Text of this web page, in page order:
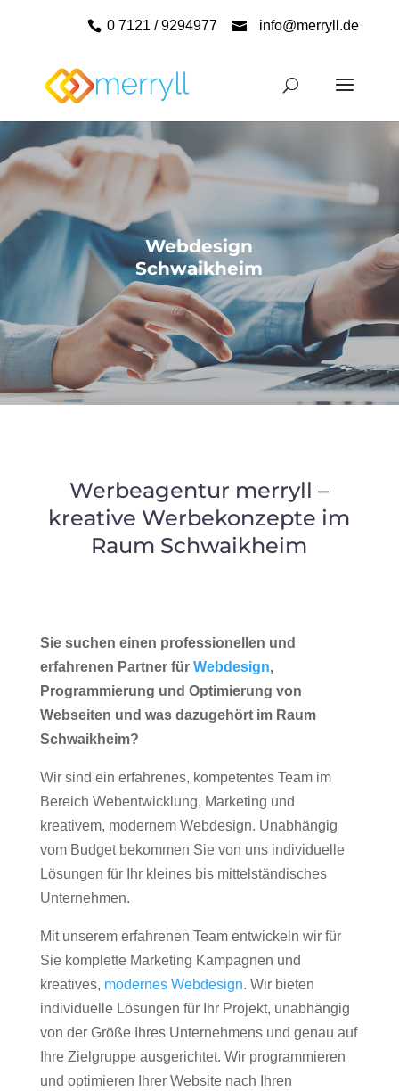
0 7121 / 9294977 info@merryll.de
Webdesign
Schwaikheim
Werbeagentur merryll –
kreative Werbekonzepte im
Raum Schwaikheim
Sie suchen einen professionellen und
erfahrenen Partner für Webdesign,
Programmierung und Optimierung von
Webseiten und was dazugehört im Raum
Schwaikheim?
Wir sind ein erfahrenes, kompetentes Team im
Bereich Webentwicklung, Marketing und
kreativem, modernem Webdesign. Unabhängig
vom Budget bekommen Sie von uns individuelle
Lösungen für Ihr kleines bis mittelständisches
Unternehmen.
Mit unserem erfahrenen Team entwickeln wir für
Sie komplette Marketing Kampagnen und
kreatives, modernes Webdesign. Wir bieten
individuelle Lösungen für Ihr Projekt, unabhängig
von der Größe Ihres Unternehmens und genau auf
Ihre Zielgruppe ausgerichtet. Wir programmieren
und optimieren Ihrer Website nach Ihren